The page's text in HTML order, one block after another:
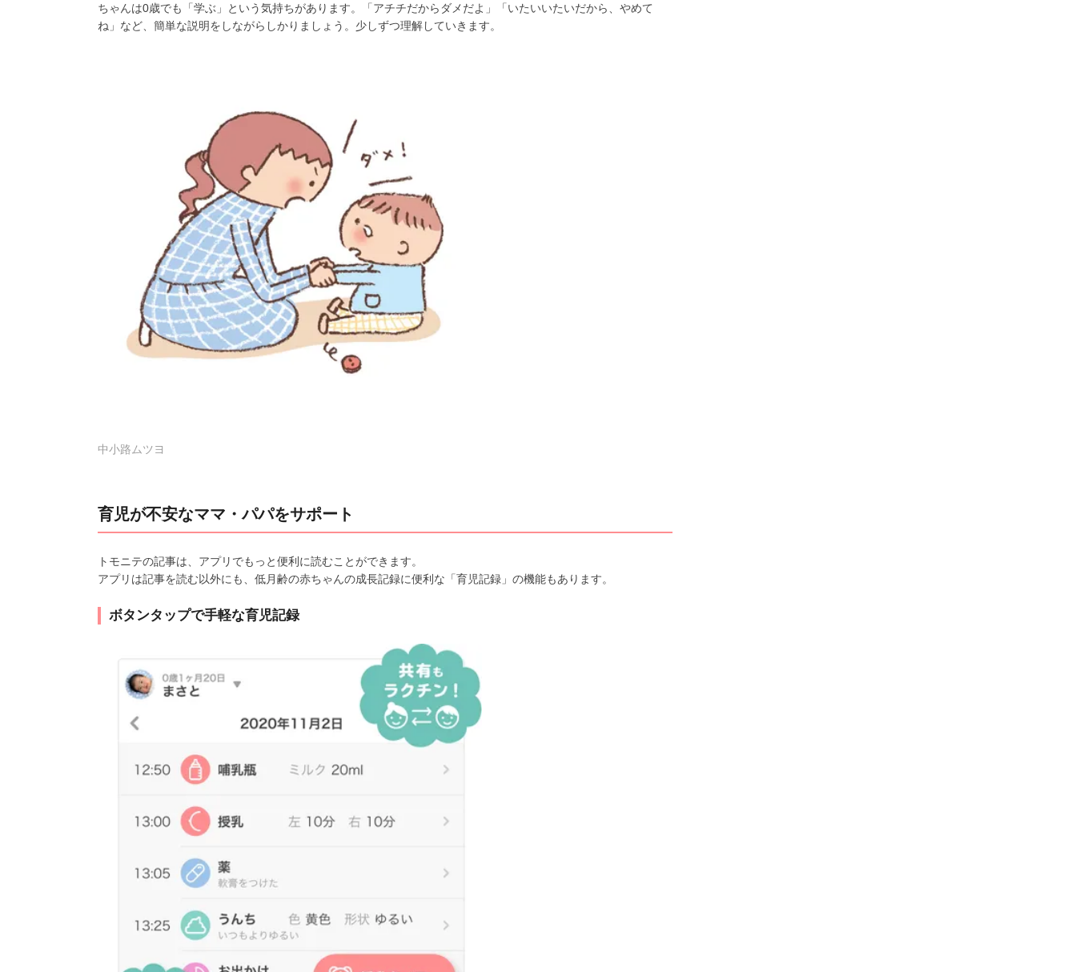
ちゃんは0歳でも「学ぶ」という気持ちがあります。「アチチだからダメだよ」「いたいいたいだから、やめて
ね」など、簡単な説明をしながらしかりましょう。少しずつ理解していきます。
中小路ムツヨ
育児が不安なママ・パパをサポート
トモニテの記事は、アプリでもっと便利に読むことができます。
アプリは記事を読む以外にも、低月齢の赤ちゃんの成長記録に便利な「育児記録」の機能もあります。
ボタンタップで手軽な育児記録